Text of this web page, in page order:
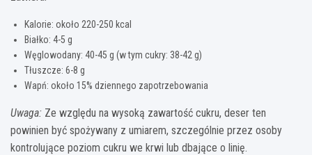
Kalorie: około 220-250 kcal
Białko: 4-5 g
Węglowodany: 40-45 g (w tym cukry: 38-42 g)
Tłuszcze: 6-8 g
Wapń: około 15% dziennego zapotrzebowania
Uwaga: Ze względu na wysoką zawartość cukru, deser ten
powinien być spożywany z umiarem, szczególnie przez osoby
kontrolujące poziom cukru we krwi lub dbające o linię.